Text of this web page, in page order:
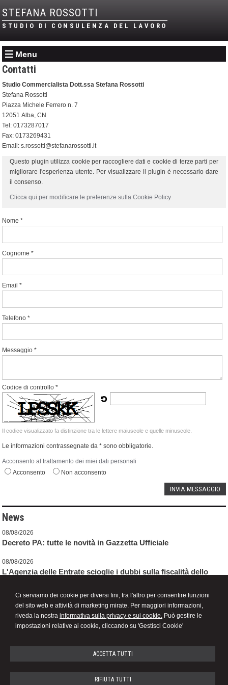
Ci serviamo dei cookie per diversi fini, tra l'altro per consentire funzioni
del sito web e attività di marketing mirate. Per maggiori informazioni,
riveda la nostra informativa sulla privacy e sui cookie. Può gestire le
impostazioni relative ai cookie, cliccando su 'Gestisci Cookie'
ACCETTA TUTTI
RIFIUTA TUTTI
STEFANA ROSSOTTI
STUDIO DI CONSULENZA DEL LAVORO
Menu
Contatti
Studio Commercialista Dott.ssa Stefana Rossotti
Stefana Rossotti
Piazza Michele Ferrero n. 7
12051 Alba,CN
Tel:0173287017
Fax:0173269431
Email:s.rossotti@stefanarossotti.it
Questo plugin utilizza cookie per raccogliere dati e cookie di terze parti per
migliorare l'esperienza utente. Per visualizzare il plugin è necessario dare
il consenso.
Clicca qui per modificare le preferenze sulla Cookie Policy
Nome *
Cognome *
Email *
Telefono *
Messaggio *
Codice di controllo *
Il codice visualizzato fa distinzione tra le lettere maiuscole e quelle minuscole.
Le informazioni contrassegnate da * sono obbligatorie.
Acconsento al trattamento dei miei dati personali
Acconsento
Non acconsento
News
08/08/2026
Decreto PA: tutte le novità in Gazzetta Ufficiale
08/08/2026
L'Agenzia delle Entrate scioglie i dubbi sulla fiscalità dello
Micro e piccole imprese: l'OIC avvia la consultazione sulla
bozza di Principio Contabile